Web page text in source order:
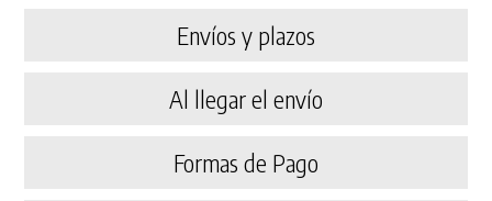
Envíos y plazos
Al llegar el envío
Formas de Pago